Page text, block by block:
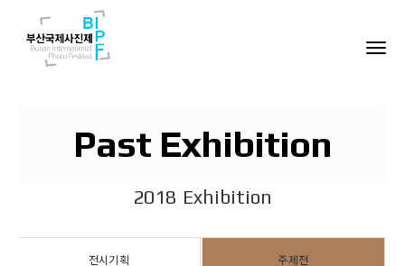
Past Exhibition
2018 Exhibition
전시기획 주제전